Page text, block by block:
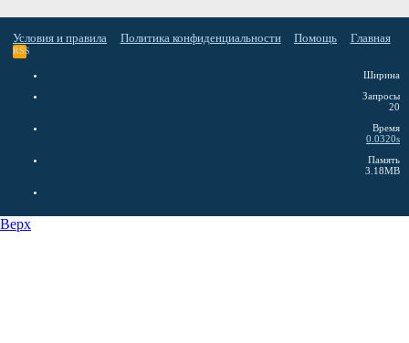
Условия и правила Политика конфиденциальности Помощь Главная
RSS
Ширина
Запросы
20
Время
0.0320s
Память
3.18MB
Верх